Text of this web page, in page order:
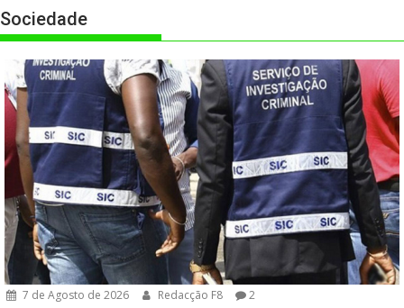
Sociedade
7 de Agosto de 2026 Redacção F8 2